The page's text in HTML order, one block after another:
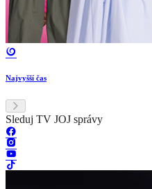
Najvyšší čas
Sleduj TV JOJ správy